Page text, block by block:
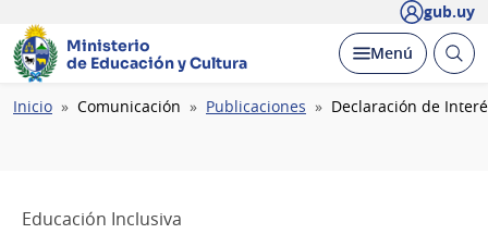
gub.uy
Ministerio
de Educación y Cultura
Desplegar
Menú Abrir
Ruta
Inicio Comunicación Publicaciones Declaración de
Educación Inclusiva